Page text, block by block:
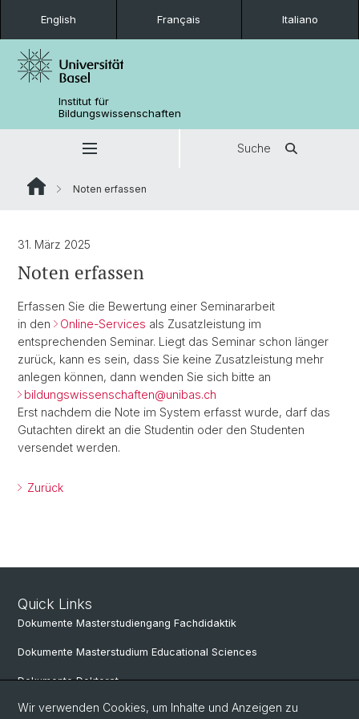
English Français Italiano
Institut für
Bildungswissenschaften
Suche
Noten erfassen
31. März 2025
Noten erfassen
Erfassen Sie die Bewertung einer Seminararbeit
in den
Online-Services als Zusatzleistung im
entsprechenden Seminar. Liegt das Seminar schon länger
zurück, kann es sein, dass Sie keine Zusatzleistung mehr
anlegen können, dann wenden Sie sich bitte an
bildungswissenschaften@unibas.ch
Erst nachdem die Note im System erfasst wurde, darf das
Gutachten direkt an die Studentin oder den Studenten
versendet werden.
Zurück
Quick Links
Dokumente Masterstudiengang Fachdidaktik
Dokumente Masterstudium Educational Sciences
Dokumente Doktorat
Wir verwenden Cookies, um Inhalte und Anzeigen zu